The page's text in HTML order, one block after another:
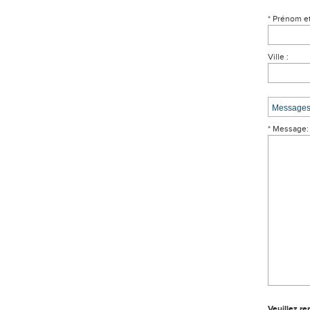
* Prénom
Ville :
* Message: